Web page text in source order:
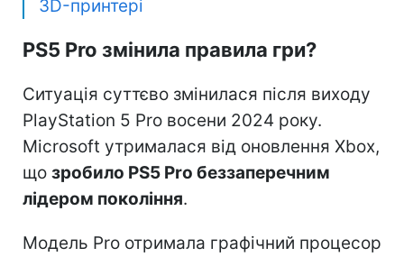
3D-принтері
PS5 Pro змінила правила гри?
Ситуація суттєво змінилася після виходу
PlayStation 5 Pro восени 2024 року.
Microsoft утрималася від оновлення Xbox,
що зробило PS5 Pro беззаперечним
лідером покоління.
Модель Pro отримала графічний процесор